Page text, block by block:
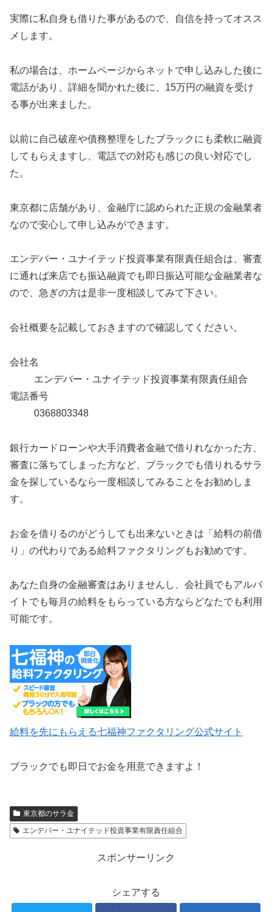
実際に私自身も借りた事があるので、自信を持ってオスス
メします。
私の場合は、ホームページからネットで申し込みした後に
電話があり、詳細を聞かれた後に、15万円の融資を受け
る事が出来ました。
以前に自己破産や債務整理をしたブラックにも柔軟に融資
してもらえますし、電話での対応も感じの良い対応でし
た。
東京都に店舗があり、金融庁に認められた正規の金融業者
なので安心して申し込みができます。
エンデバー・ユナイテッド投資事業有限責任組合は、審査
に通れば来店でも振込融資でも即日振込可能な金融業者な
ので、急ぎの方は是非一度相談してみて下さい。
会社概要を記載しておきますので確認してください。
会社名
エンデバー・ユナイテッド投資事業有限責任組合
電話番号
0368803348
銀行カードローンや大手消費者金融で借りれなかった方、
審査に落ちてしまった方など、ブラックでも借りれるサラ
金を探しているなら一度相談してみることをお勧めしま
す。
お金を借りるのがどうしても出来ないときは「給料の前借
り」の代わりである給料ファクタリングもお勧めです。
あなた自身の金融審査はありませんし、会社員でもアルバ
イトでも毎月の給料をもらっている方ならどなたでも利用
可能です。
給料を先にもらえる七福神ファクタリング公式サイト
ブラックでも即日でお金を用意できますよ！
東京都のサラ金
エンデバー・ユナイテッド投資事業有限責任組合
スポンサーリンク
シェアする